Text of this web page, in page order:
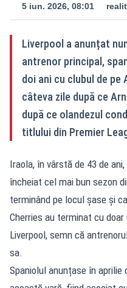
5 iun. 2026, 08:01
Liverpool a anunțat
antrenor principal,
doi ani cu clubul de pe
câteva zile după ce
după ce olandezul
titlului din Premier
Iraola, în vârstă de 43 de
încheiat cel mai bun sezon
terminând pe locul șase și
Cherries au terminat cu
Liverpool, semn că
sa.
Spaniolul anunțase în aprilie